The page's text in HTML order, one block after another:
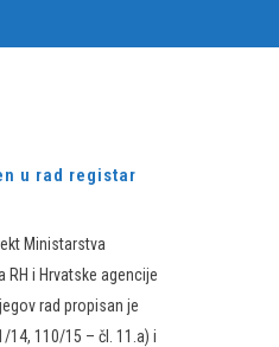
u rad registar
Ministarstva
i Hrvatske agencije
rad propisan je
14, 110/15 – čl. 11.a) i